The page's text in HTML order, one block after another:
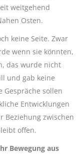
weitgehend
Osten.
keine Seite. Zwar
wenn sie könnten,
das wurde nicht
und gab keine
sollen
Entwicklungen
Beziehung zwischen
offen.
Bewegung aus